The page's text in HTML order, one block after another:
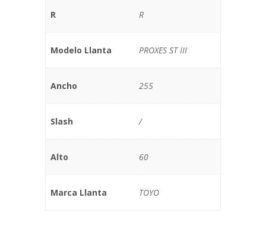
R R
Modelo Llanta PROXES ST III
Ancho 255
Slash /
Alto 60
Marca Llanta TOYO